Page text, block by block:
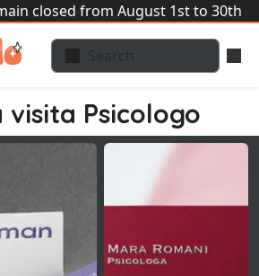
closed from August 1st to 30th
Psicologo